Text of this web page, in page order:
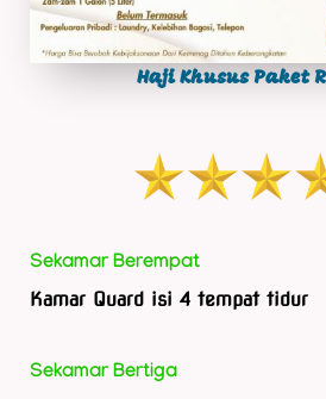
Haji Khusus Paket
Sekamar Berempat
Kamar Quard isi 4 tempat tidur
Sekamar Bertiga